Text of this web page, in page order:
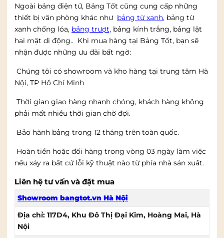
Ngoài bảng điện tử, Bảng Tốt cũng cung cấp những
thiết bị văn phòng khác như bảng từ xanh, bảng từ
xanh chống lóa, bảng trượt, bảng kính trắng, bảng lật
hai mặt di động.. Khi mua hàng tại Bảng Tốt, bạn sẽ
nhận được những ưu đãi bất ngờ:
Chúng tôi có showroom và kho hàng tại trung tâm Hà
Nội, TP Hồ Chí Minh
Thời gian giao hàng nhanh chóng, khách hàng không
phải mất nhiều thời gian chờ đợi.
Bảo hành bảng trong 12 tháng trên toàn quốc.
Hoàn tiền hoặc đổi hàng trong vòng 03 ngày làm việc
nếu xảy ra bất cứ lỗi kỹ thuật nào từ phía nhà sản xuất.
Liên hệ tư vấn và đặt mua
Showroom bangtot.vn Hà Nội
Địa chỉ: 117D4, Khu Đô Thị Đại Kim, Hoàng Mai, Hà
Nội